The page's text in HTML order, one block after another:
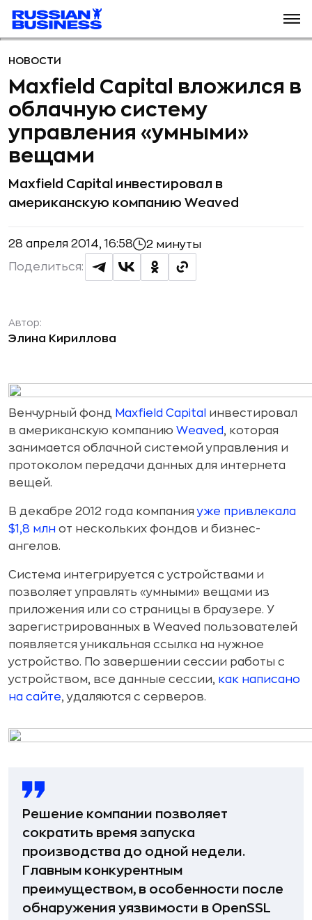
НОВОСТИ
Маxfield Capital вложился в
облачную систему
управления «умными»
вещами
Махfield Capital инвестировал в
американскую компанию Weaved
28 апреля 2014, 16:58 2 минуты
Поделиться:
Автор:
Элина Кириллова
Венчурный фонд Махfield Capital
инвестировал
в американскую компанию Weaved, которая
занимается облачной системой управления и
протоколом передачи данных для интернета
вещей.
В декабре 2012 года компанияуже привлекала
$1,8 млн от нескольких фондов и бизнес-
ангелов.
Система интегрируется с устройствами и
позволяет управлять «умными» вещами из
приложения или со страницы в браузере. У
зарегистрированных в Weaved пользователей
появляется уникальная ссылка на нужное
устройство. По завершении сессии работы с
устройством, все данные сессии, как написано
на сайте, удаляются с серверов.
Решение компании позволяет
сократить время запуска
производства до одной недели.
Главным конкурентным
преимуществом, в особенности после
обнаружения уязвимости в OpenSSL